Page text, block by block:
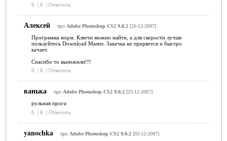
6
| 6 | Ответить
Алексей про Adobe Photoshop CS2 9.0.2[26-12-2007]
Программа норм. Ключи можно найти, а для скорости лучше
пользуйтесь Download Master. Закачка не прервется и быстро
качает.
Спасибо то выложили!!!
6
| 6 | Ответить
ванька про Adobe Photoshop CS2 9.0.2[23-12-2007]
рульная прога
6
| 6 | Ответить
yanochka про Adobe Photoshop CS2 9.0.2[03-12-2007]